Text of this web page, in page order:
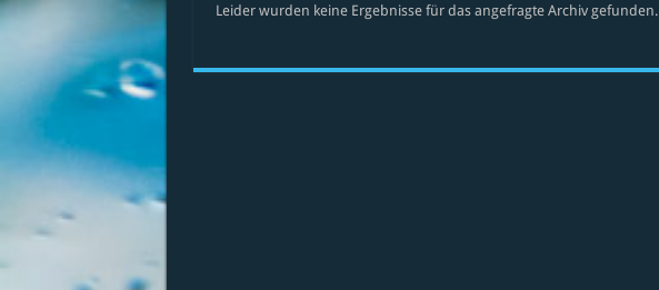
Leider wurden keine Ergebnisse für das angefragte Archiv gefunden.